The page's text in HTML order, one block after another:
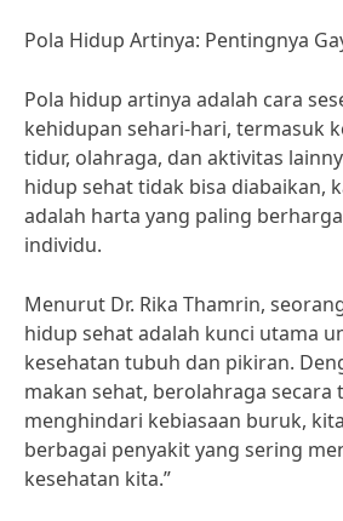
Pola Hidup Artinya: Pentingnya
Pola hidup artinya adalah cara
kehidupan sehari-hari, termasuk
tidur, olahraga, dan aktivitas
hidup sehat tidak bisa diabaikan,
adalah harta yang paling
individu.
Menurut Dr. Rika Thamrin,
hidup sehat adalah kunci utama
kesehatan tubuh dan pikiran.
makan sehat, berolahraga secara
menghindari kebiasaan buruk,
berbagai penyakit yang sering
kesehatan kita.”